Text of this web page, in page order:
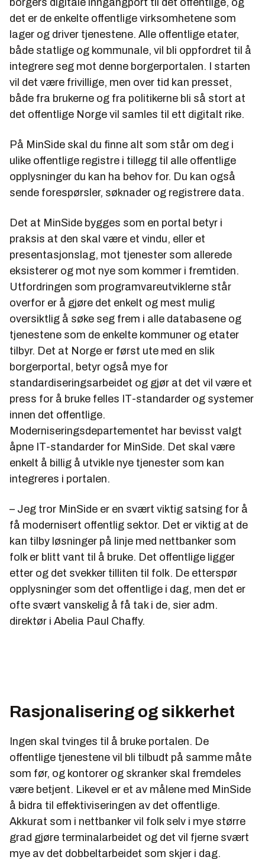
det er de enkelte offentlige virksomhetene som
lager og driver tjenestene. Alle offentlige etater,
både statlige og kommunale, vil bli oppfordret til å
integrere seg mot denne borgerportalen. I starten
vil det være frivillige, men over tid kan presset,
både fra brukerne og fra politikerne bli så stort at
det offentlige Norge vil samles til ett digitalt rike.
På MinSide skal du finne alt som står om deg i
ulike offentlige registre i tillegg til alle offentlige
opplysninger du kan ha behov for. Du kan også
sende forespørsler, søknader og registrere data.
Det at MinSide bygges som en portal betyr i
praksis at den skal være et vindu, eller et
presentasjonslag, mot tjenester som allerede
eksisterer og mot nye som kommer i fremtiden.
Utfordringen som programvareutviklerne står
overfor er å gjøre det enkelt og mest mulig
oversiktlig å søke seg frem i alle databasene og
tjenestene som de enkelte kommuner og etater
tilbyr. Det at Norge er først ute med en slik
borgerportal, betyr også mye for
standardiseringsarbeidet og gjør at det vil være et
press for å bruke felles IT-standarder og systemer
innen det offentlige.
Moderniseringsdepartementet har bevisst valgt
åpne IT-standarder for MinSide. Det skal være
enkelt å billig å utvikle nye tjenester som kan
integreres i portalen.
– Jeg tror MinSide er en svært viktig satsing for å
få modernisert offentlig sektor. Det er viktig at de
kan tilby løsninger på linje med nettbanker som
folk er blitt vant til å bruke. Det offentlige ligger
etter og det svekker tilliten til folk. De etterspør
opplysninger som det offentlige i dag, men det er
ofte svært vanskelig å få tak i de, sier adm.
direktør i Abelia Paul Chaffy.
Rasjonalisering og sikkerhet
Ingen skal tvinges til å bruke portalen. De
offentlige tjenestene vil bli tilbudt på samme måte
som før, og kontorer og skranker skal fremdeles
være betjent. Likevel er et av målene med MinSide
å bidra til effektiviseringen av det offentlige.
Akkurat som i nettbanker vil folk selv i mye større
grad gjøre terminalarbeidet og det vil fjerne svært
mye av det dobbeltarbeidet som skjer i dag.